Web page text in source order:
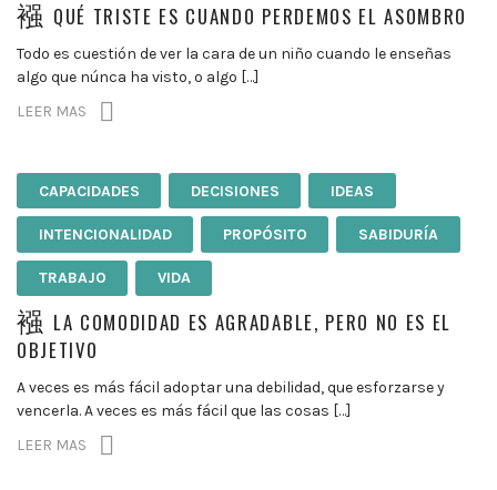
QUÉ TRISTE ES CUANDO PERDEMOS EL ASOMBRO
Todo es cuestión de ver la cara de un niño cuando le enseñas
algo que núnca ha visto, o algo […]
LEER MAS
CAPACIDADES DECISIONES IDEAS
INTENCIONALIDAD PROPÓSITO SABIDURÍA
TRABAJO VIDA
LA COMODIDAD ES AGRADABLE, PERO NO ES EL
OBJETIVO
A veces es más fácil adoptar una debilidad, que esforzarse y
vencerla. A veces es más fácil que las cosas […]
LEER MAS